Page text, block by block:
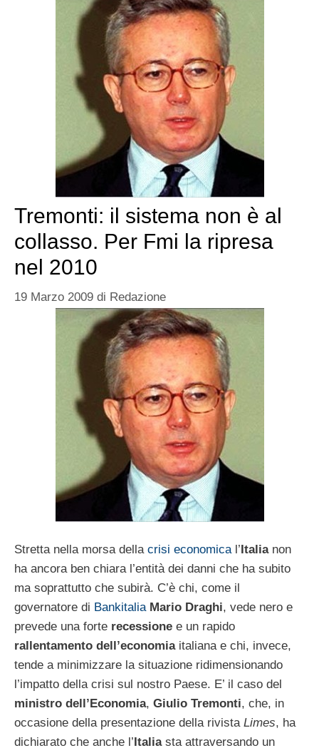
Tremonti: il sistema non è al
collasso. Per Fmi la ripresa
nel 2010
19 Marzo 2009 di Redazione
Stretta nella morsa della crisi economical’Italia non
ha ancora ben chiara l’entità dei danni che ha subito
ma soprattutto che subirà. C’è chi, come il
governatore di Bankitalia Mario Draghi, vede nero e
prevede una forte recessione e un rapido
rallentamento dell’economiaitaliana e chi, invece,
tende a minimizzare la situazione ridimensionando
l’impatto della crisi sul nostro Paese. E’ il caso del
ministro dell’Economia, Giulio Tremonti, che, in
occasione della presentazione della rivistaLimes, ha
dichiarato che anche l’Italia sta attraversando un